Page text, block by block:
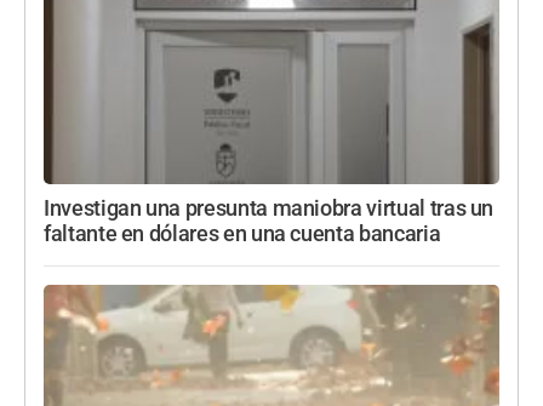
Investigan una presunta maniobra virtual tras un
faltante en dólares en una cuenta bancaria